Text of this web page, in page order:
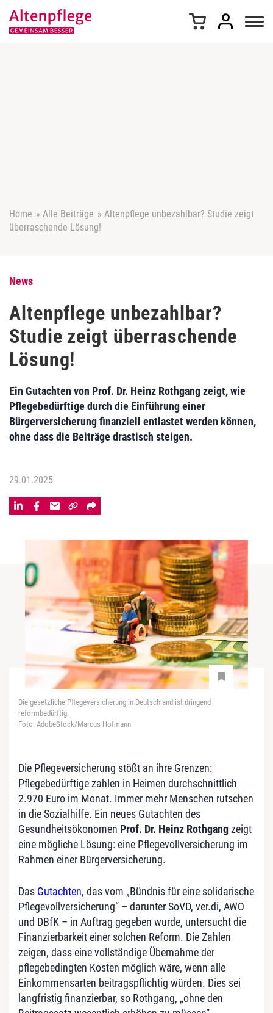
Home » Alle Beiträge » Altenpflege unbezahlbar? Studie zeigt
überraschende Lösung!
News
Altenpflege unbezahlbar?
Studie zeigt überraschende
Lösung!
Ein Gutachten von Prof. Dr. Heinz Rothgang zeigt, wie
Pflegebedürftige durch die Einführung einer
Bürgerversicherung finanziell entlastet werden können,
ohne dass die Beiträge drastisch steigen.
29.01.2025
Die gesetzliche Pflegeversicherung in Deutschland ist dringend
reformbedürftig.
Foto: AdobeStock/Marcus Hofmann
Die Pflegeversicherung stößt an ihre Grenzen:
Pflegebedürftige zahlen in Heimen durchschnittlich
2.970 Euro im Monat. Immer mehr Menschen rutschen
in die Sozialhilfe. Ein neues Gutachten des
Gesundheitsökonomen Prof. Dr. Heinz Rothgangzeigt
eine mögliche Lösung: eine Pflegevollversicherung im
Rahmen einer Bürgerversicherung.
Das Gutachten, das vom „Bündnis für eine solidarische
Pflegevollversicherung“ – darunter SoVD, ver.di, AWO
und DBfK – in Auftrag gegeben wurde, untersucht die
Finanzierbarkeit einer solchen Reform. Die Zahlen
zeigen, dass eine vollständige Übernahme der
pflegebedingten Kosten möglich wäre, wenn alle
Einkommensarten beitragspflichtig würden. Dies sei
langfristig finanzierbar, so Rothgang, „ohne den